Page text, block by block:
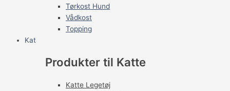
Tørkost Hund
Vådkost
Topping
Kat
Produkter til Katte
Katte Legetøj